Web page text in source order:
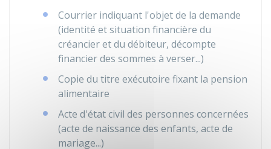
Courrier indiquant l'objet de la demande
(identité et situation financière du
créancier et du débiteur, décompte
financier des sommes à verser...)
Copie du titre exécutoire fixant la pension
alimentaire
Acte d'état civil des personnes concernées
(acte de naissance des enfants, acte de
mariage...)